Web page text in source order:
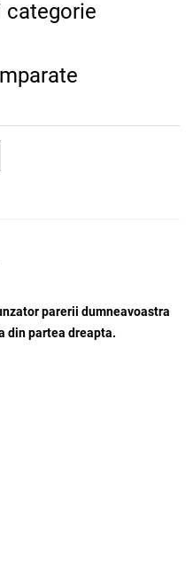
categorie
parerii dumneavoastra
din partea dreapta.